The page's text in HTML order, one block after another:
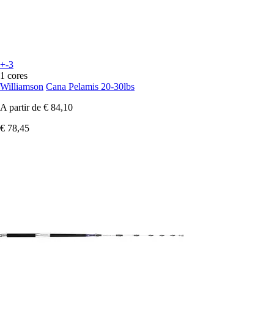
+-3
1 cores
Williamson Cana Pelamis 20-30lbs
A partir de € 84,10
€ 78,45